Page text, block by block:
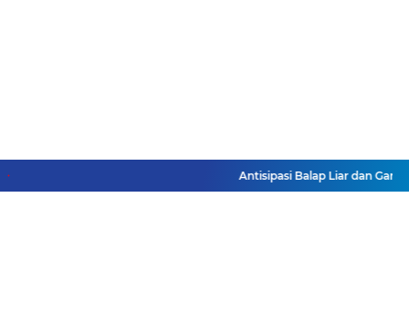
Antisipasi Balap Liar dan